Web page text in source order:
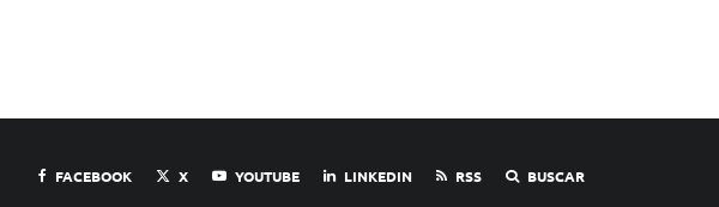
FACEBOOK X YOUTUBE LINKEDIN RSS BUSCAR